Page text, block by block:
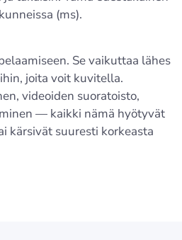
(ms).
Se vaikuttaa lähes
joita voit kuvitella.
videoiden suoratoisto,
— kaikki nämä hyötyvät
kärsivät suuresti korkeasta